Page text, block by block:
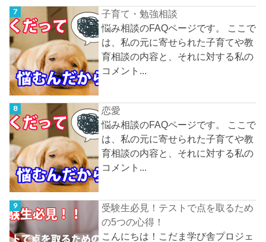
子育て・勉強相談
悩み相談のFAQページです。 ここで
は、私の元に寄せられた子育てや教
育相談の内容と、それに対する私の
コメント...
恋愛
悩み相談のFAQページです。 ここで
は、私の元に寄せられた子育てや教
育相談の内容と、それに対する私の
コメント...
受験生必見！テストで点を取るため
の5つの心得！
こんにちは！こだま学び舎プロジェ